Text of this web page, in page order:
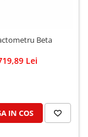
Beta
Lei
IN COS